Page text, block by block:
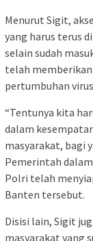
Menurut Sigit,
yang harus terus
selain sudah
telah
pertumbuhan
“Tentunya kita
dalam
masyarakat, bagi
Pemerintah
Polri telah
Banten tersebut.
Disisi lain, Sigit
masyarakat yang